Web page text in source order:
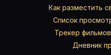
Как разместить
Список
Трекер
Дневник